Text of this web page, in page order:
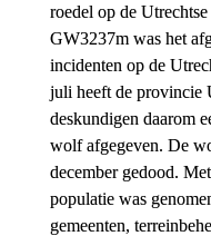
roedel op de
GW3237m was het
incidenten op de
juli heeft de provincie
deskundigen daarom
wolf afgegeven. De
december gedood.
populatie was
gemeenten,